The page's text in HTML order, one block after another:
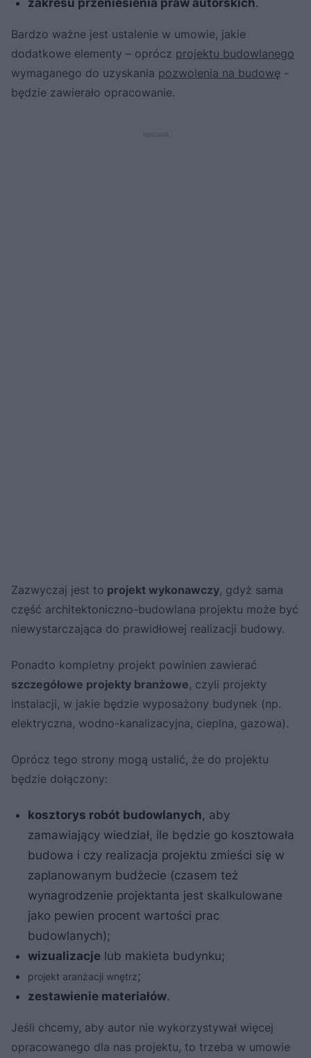
Bardzo ważne jest ustalenie w umowie, jakie
dodatkowe elementy – oprócz projektu budowlanego
wymaganego do uzyskania pozwolenia na budowę -
będzie zawierało opracowanie.
Zazwyczaj jest to projekt wykonawczy, gdyż sama
część architektoniczno-budowlana projektu może być
niewystarczająca do prawidłowej realizacji budowy.
Ponadto kompletny projekt powinien zawierać
szczegółowe projekty branżowe, czyli projekty
instalacji, w jakie będzie wyposażony budynek (np.
elektryczna, wodno-kanalizacyjna, cieplna, gazowa).
Oprócz tego strony mogą ustalić, że do projektu
będzie dołączony:
kosztorys robót budowlanych, aby
zamawiający wiedział, ile będzie go kosztowała
budowa i czy realizacja projektu zmieści się w
zaplanowanym budżecie (czasem też
wynagrodzenie projektanta jest skalkulowane
jako pewien procent wartości prac
budowlanych);
wizualizacje lub makieta budynku;
projekt aranżacji wnętrz;
zestawienie materiałów.
Jeśli chcemy, aby autor nie wykorzystywał więcej
opracowanego dla nas projektu, to trzeba w umowie